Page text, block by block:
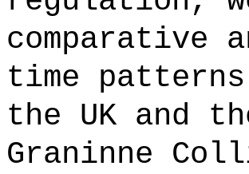
comparative
time
the UK and
Graninne